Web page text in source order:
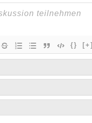
{} [+]